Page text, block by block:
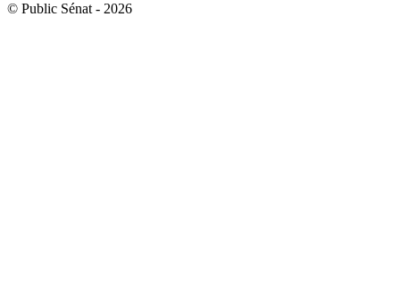
© Public Sénat - 2026